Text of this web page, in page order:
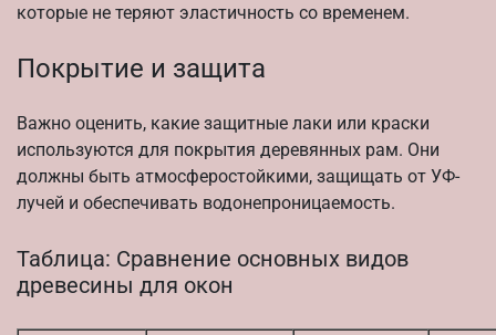
которые не теряют эластичность со временем.
Покрытие и защита
Важно оценить, какие защитные лаки или краски
используются для покрытия деревянных рам. Они
должны быть атмосферостойкими, защищать от УФ-
лучей и обеспечивать водонепроницаемость.
Таблица: Сравнение основных видов
древесины для окон